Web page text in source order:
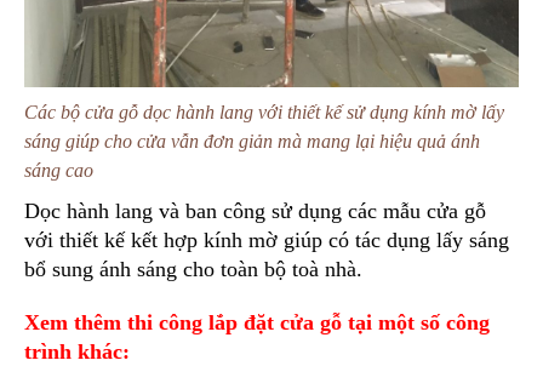
Các bộ cửa gỗ dọc hành lang với thiết kế sử dụng kính mờ lấy
sáng giúp cho cửa vẫn đơn giản mà mang lại hiệu quả ánh
sáng cao
Dọc hành lang và ban công sử dụng các mẫu cửa gỗ
với thiết kế kết hợp kính mờ giúp có tác dụng lấy sáng
bổ sung ánh sáng cho toàn bộ toà nhà.
Xem thêm thi công lắp đặt cửa gỗ tại một số công
trình khác: